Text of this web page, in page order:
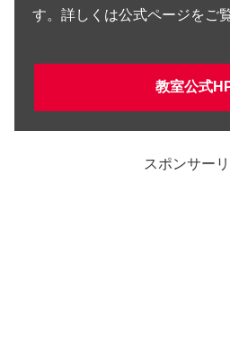
す。詳しくは公式ページをご
教室公式
スポンサー